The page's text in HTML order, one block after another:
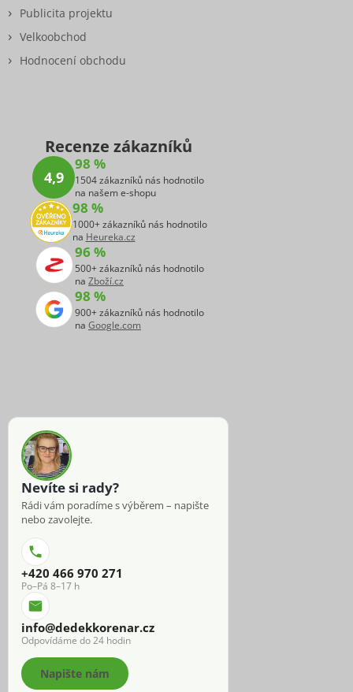
Publicita projektu
Velkoobchod
Hodnocení obchodu
Recenze zákazníků
4,9
98 %
1504 zákazníků nás hodnotilo
na našem e-shopu
98 %
1000+ zákazníků nás hodnotilo
na Heureka.cz
96 %
500+ zákazníků nás hodnotilo
na Zboží.cz
98 %
900+ zákazníků nás hodnotilo
na Google.com
Nevíte si rady?
Rádi vám poradíme s výběrem – napište
nebo zavolejte.
+420 466 970 271
Po–Pá 8–17 h
info@dedekkorenar.cz
Odpovídáme do 24 hodin
Napište nám